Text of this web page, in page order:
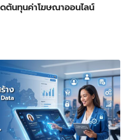
ต้นทุนค่าโฆษณาออนไลน์